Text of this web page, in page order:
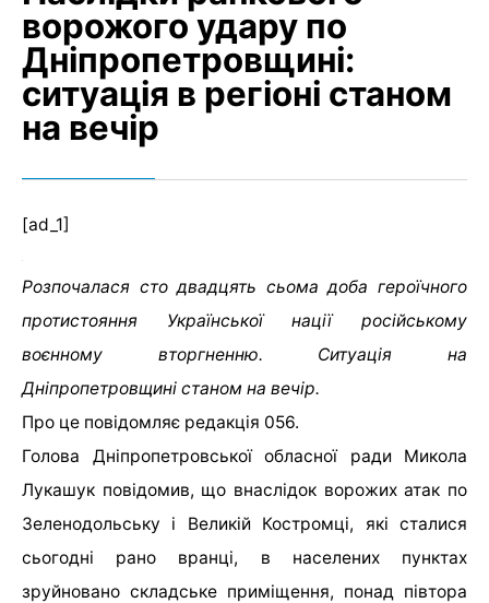
ворожого удару по
Дніпропетровщині:
ситуація в регіоні станом
на вечір
[ad_1]
Розпочалася сто двадцять сьома доба героїчного
протистояння Української нації російському
воєнному вторгненню. Ситуація на
Дніпропетровщині станом на вечір.
Про це повідомляє редакція 056.
Голова Дніпропетровської обласної ради Микола
Лукашук повідомив, що внаслідок ворожих атак по
Зеленодольську і Великій Костромці, які сталися
сьогодні рано вранці, в населених пунктах
зруйновано складське приміщення, понад півтора